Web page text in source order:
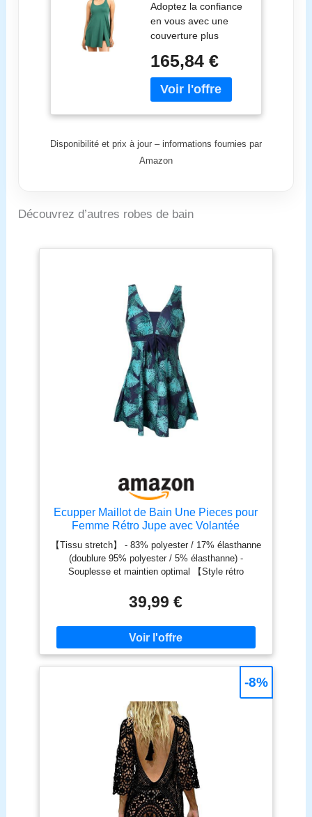
Dos nageur |
Bretelles
réglables | UPF
40+ | Bonnets
intégrés, Vert
émeraude Gargi,
48
Adoptez la confiance
en vous avec une
couverture plus
sacrifier les reflets.
Les fentes ludiques
sont chics et facilitent
éliminent les tracas
constants. Améliorez
dos nageur tendance
personnalisables,
sans creusement.
Idéal pour les activités
de piscine ou de
plage, conçu pour
résister aux effets du
chlore. Restez
protégé contre les
rayons UV nocifs
grâce à la technologie
UPF 40+.
165,84 €
Disponibilité et prix à jour – informations fournies par
Amazon
Découvrez d’autres robes de bain
Ecupper Maillot de Bain Une Pieces pour
Femme Rétro Jupe avec Volantée
Contrôle du Ventre Push Up Col en V
Feuille Vert foncé XL
【Tissu stretch】 - 83% polyester / 17% élasthanne
(doublure 95% polyester / 5% élasthanne) -
Souplesse et maintien optimal 【Style rétro
en V avec nœud papillon - Silhouette féminine
【Contrôle du Ventre】 - Jupe intégrée + short
dissimulé pour un ventre plat et une totale
discrétion 【Confort personnalisable】 - Bonnets
rembourrés amovibles et interchangeables - Soutien
ajustable 【Tissu performant】 - Ecupper maillot de
bain extensible, ultra-doux et respirant - Idéal plage,
39,99 €
-8%